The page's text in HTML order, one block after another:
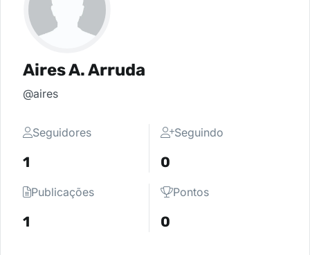
Aires A. Arruda
@aires
Seguidores
1
Seguindo
0
Publicações
1
Pontos
0